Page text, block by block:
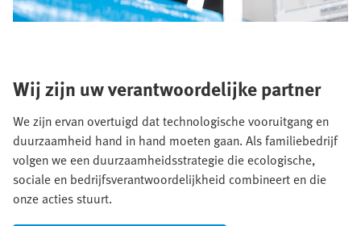
Wij zijn uw verantwoordelijke partner
We zijn ervan overtuigd dat technologische vooruitgang en
duurzaamheid hand in hand moeten gaan. Als familiebedrijf
volgen we een duurzaamheidsstrategie die ecologische,
sociale en bedrijfsverantwoordelijkheid combineert en die
onze acties stuurt.